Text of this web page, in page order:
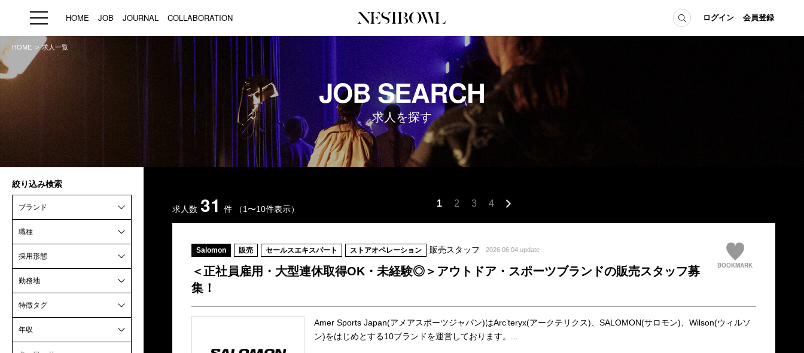
HOME JOB JOURNAL COLLABORATION ログイン 会員登録
HOME JOB
求人検索
新着求人
ブランド一覧
JOURNAL
インタビュー
エデュケーション
ニュース＆イベント
データ
COLLABORATION
コラボ募集一覧
コラボ募集記事
コラボ実績案内
初めての方へ
Q&A
プライバシーポリシー
HOME 求人一覧
JOB SEARCH
求人を探す
絞り込み検索
ブランド
職種
採用形態
勤務地
特徴タグ
年収
求人数 31 件 （1〜10件表示）
1 2 3 4
BOOKMARK
Salomon 販売 セールスエキスパート ストアオペレーション 販売スタッフ 2026.06.04 update
＜正社員雇用・大型連休取得OK・未経験◎＞アウトドア・スポーツブランドの販売スタッフ募
集！
Amer Sports Japan(アメアスポーツジャパン)はArc’teryx(アークテリクス)、SALOMON(サロモン)、Wilson(ウィルソ
ン)をはじめとする10ブランドを運営しております。...